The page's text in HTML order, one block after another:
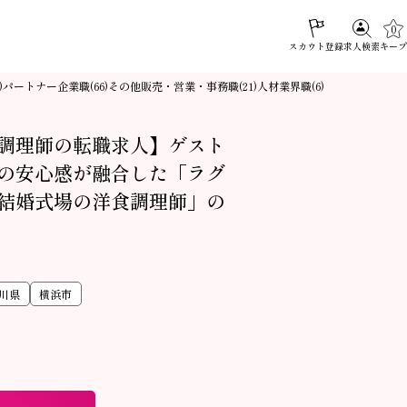
スカウト登録求人検索
0
キープ
パートナー企業職(66)その他販売・営業・事務職(21)人材業界職(6)
理師の転職求人】ゲスト
安心感が融合した「ラグ
婚式場の洋食調理師」の
県 横浜市